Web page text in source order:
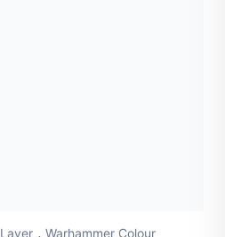
Layer , Warhammer Colour